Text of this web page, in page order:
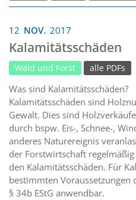
12 NOV. 2017
Kalamitätsschäden
Wald und Forst alle PDFs
Was sind Kalamitätsschäden?
Kalamitätsschäden sind
Gewalt. Dies sind
durch bspw. Eis-, Schnee-,
anderes Naturereignis
der Forstwirtschaft
den Kalamitätsschäden. Für
bestimmten Voraussetzungen
§ 34b EStG anwendbar.